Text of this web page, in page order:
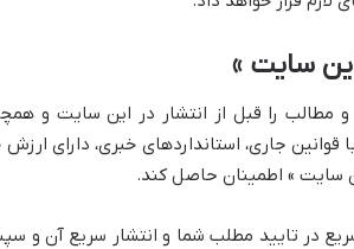
سایت »
و مطالب را قبل از انتشار در این سایت و
قوانین جاری، استانداردهای خبری، دارای
سایت » اطمینان حاصل کند.
در تایید مطلب شما و انتشار سریع آن و